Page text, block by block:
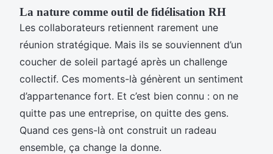
La nature comme outil de fidélisation RH
Les collaborateurs retiennent rarement une
réunion stratégique. Mais ils se souviennent d’un
coucher de soleil partagé après un challenge
collectif. Ces moments-là génèrent un sentiment
d’appartenance fort. Et c’est bien connu : on ne
quitte pas une entreprise, on quitte des gens.
Quand ces gens-là ont construit un radeau
ensemble, ça change la donne.